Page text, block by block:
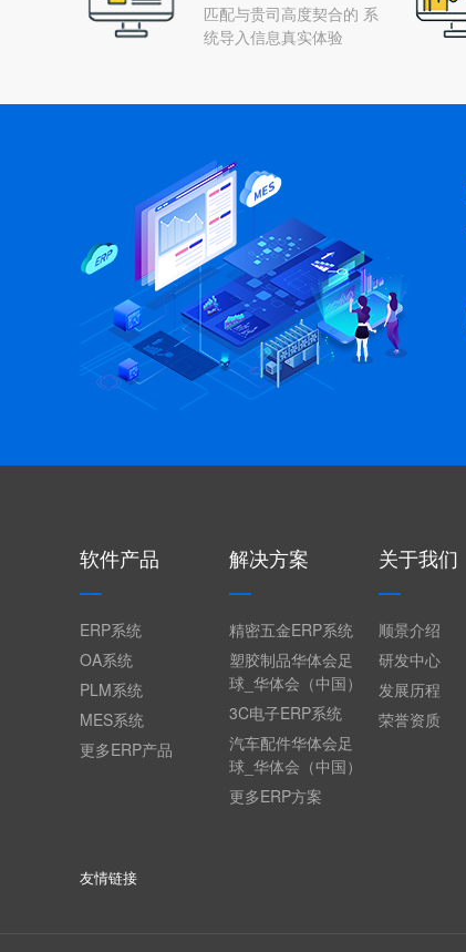
匹配与贵司高度契合的 系
统导入信息真实体验
软件产品
ERP系统
OA系统
PLM系统
MES系统
更多ERP产品
解决方案
精密五金ERP系统
塑胶制品华体会足
球_华体会（中国）
3C电子ERP系统
汽车配件华体会足
球_华体会（中国）
更多ERP方案
关于我们
顺景介绍
研发中心
发展历程
荣誉资质
友情链接